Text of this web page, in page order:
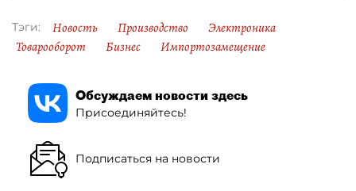
Тэги: Новость Производство
Электроника
Товарооборот
Бизнес Импортозамещение
Обсуждаем новости здесь
Присоединяйтесь!
Подписаться на новости